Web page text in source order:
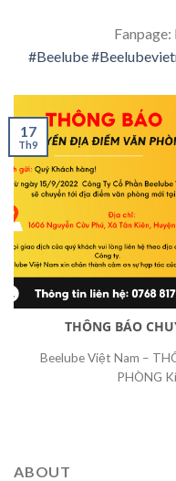
Fanpage:
#Beelube
THÔNG BÁO
Beelube Việt Nam –
PHÒNG
17
Th9
ABOUT